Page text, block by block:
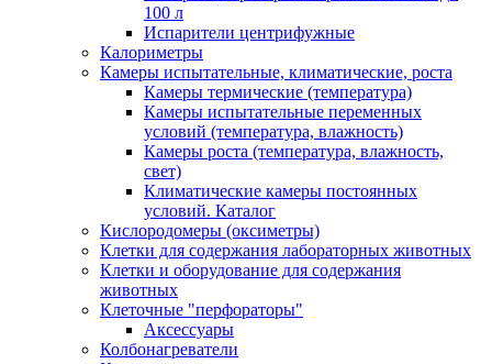
100 л
Испарители центрифужные
Калориметры
Камеры испытательные, климатические, роста
Камеры термические (температура)
Камеры испытательные переменных
условий (температура, влажность)
Камеры роста (температура, влажность,
свет)
Климатические камеры постоянных
условий. Каталог
Кислородомеры (оксиметры)
Клетки для содержания лабораторных животных
Клетки и оборудование для содержания
животных
Клеточные "перфораторы"
Аксессуары
Колбонагреватели